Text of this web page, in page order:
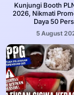
Kunjungi Booth
2026, Nikmati
Daya 50
5 August